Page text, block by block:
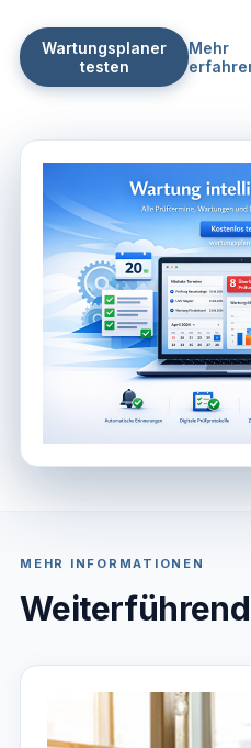
Wartungsplaner
testen
Mehr
MEHR INFORMATIONEN